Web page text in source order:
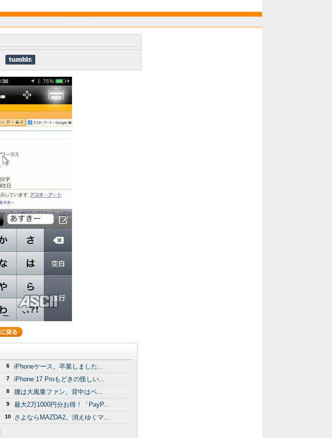
6 iPhoneケース、卒業しました...
7 iPhone 17 Proもどきの怪しい...
8 腰は大風量ファン、背中はペ...
9 最大2万1000円分お得！「PayP...
10 さよならMAZDA2。消えゆくマ...